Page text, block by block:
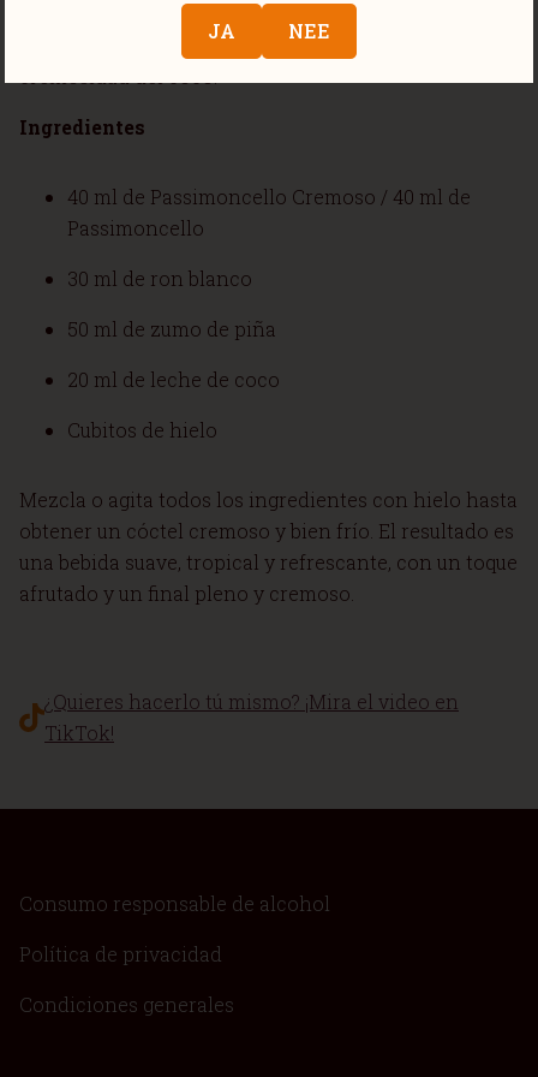
sabor a fruta de la pasión que combina
perfectamente con el dulzor de la piña y la
Ingredientes
40 ml de Passimoncello Cremoso / 40 ml de
Passimoncello
30 ml de ron blanco
50 ml de zumo de piña
20 ml de leche de coco
Cubitos de hielo
Mezcla o agita todos los ingredientes con hielo hasta
obtener un cóctel cremoso y bien frío. El resultado es
una bebida suave, tropical y refrescante, con un toque
afrutado y un final pleno y cremoso.
¿Quieres hacerlo tú mismo? ¡Mira el video en
TikTok!
Consumo responsable de alcohol
Política de privacidad
Condiciones generales
JA NEE